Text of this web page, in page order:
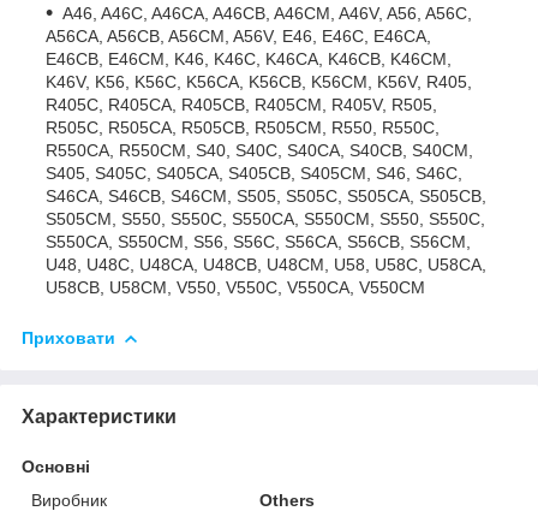
A46, A46C, A46CA, A46CB, A46CM, A46V, A56, A56C,
A56CA, A56CB, A56CM, A56V, E46, E46C, E46CA,
E46CB, E46CM, K46, K46C, K46CA, K46CB, K46CM,
K46V, K56, K56C, K56CA, K56CB, K56CM, K56V, R405,
R405C, R405CA, R405CB, R405CM, R405V, R505,
R505C, R505CA, R505CB, R505CM, R550, R550C,
R550CA, R550CM, S40, S40C, S40CA, S40CB, S40CM,
S405, S405C, S405CA, S405CB, S405CM, S46, S46C,
S46CA, S46CB, S46CM, S505, S505C, S505CA, S505CB,
S505CM, S550, S550C, S550CA, S550CM, S550, S550C,
S550CA, S550CM, S56, S56C, S56CA, S56CB, S56CM,
U48, U48C, U48CA, U48CB, U48CM, U58, U58C, U58CA,
U58CB, U58CM, V550, V550C, V550CA, V550CM
Приховати
Характеристики
Основні
Виробник
Others